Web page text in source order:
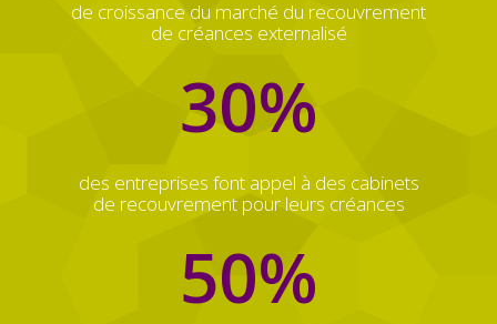
de croissance du marché du recouvrement
de créances externalisé
30%
des entreprises font appel à des cabinets
de recouvrement pour leurs créances
50%